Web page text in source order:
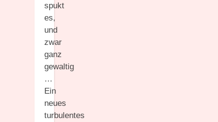
spukt
es,
und
zwar
ganz
gewaltig
…
Ein
neues
turbulentes